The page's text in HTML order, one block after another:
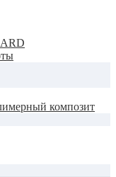
композит